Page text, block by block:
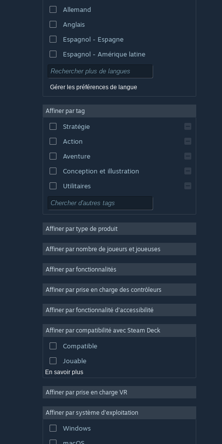
Allemand
Anglais
Espagnol - Espagne
Espagnol - Amérique latine
Gérer les préférences de langue
Affiner par tag
Stratégie
Action
Aventure
Conception et illustration
Utilitaires
Free-to-play
Massivement multijoueur
Indépendant
Casual
Simulation
Production vidéo
Retouche photo
Affiner par type de produit
Affiner par nombre de joueurs et joueuses
Affiner par fonctionnalités
Affiner par prise en charge des contrôleurs
Affiner par fonctionnalité d'accessibilité
Affiner par compatibilité avec Steam Deck
Compatible
Jouable
En savoir plus
Affiner par prise en charge VR
Affiner par système d'exploitation
Windows